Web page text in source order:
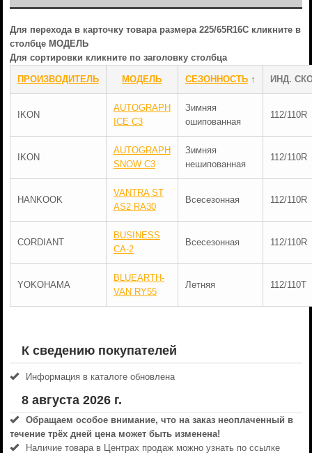
Для перехода в карточку товара размера 225/65R16C кликните в
столбце МОДЕЛЬ
Для сортировки кликните по заголовку столбца
ПРОИЗВОДИТЕЛЬ МОДЕЛЬ СЕЗОННОСТЬ↑ ИНД.
IKON
AUTOGRAPH
ICE C3
Зимняя
ошипованная
112/110R
IKON
AUTOGRAPH
SNOW C3
Зимняя
нешипованная
112/110R
HANKOOK
VANTRA ST
AS2 RA30
Всесезонная 112/110R
CORDIANT
BUSINESS
CA-2
Всесезонная 112/110R
YOKOHAMA
BLUEARTH-
VAN RY55
Летняя 112/110T
К сведению покупателей
Информация в каталоге обновлена
8 августа 2026 г.
Обращаем особое внимание, что на заказ неоплаченный в
течениe трёх дней цена может быть изменена!
Наличие товара в Центрах продаж можно узнать по ссылке